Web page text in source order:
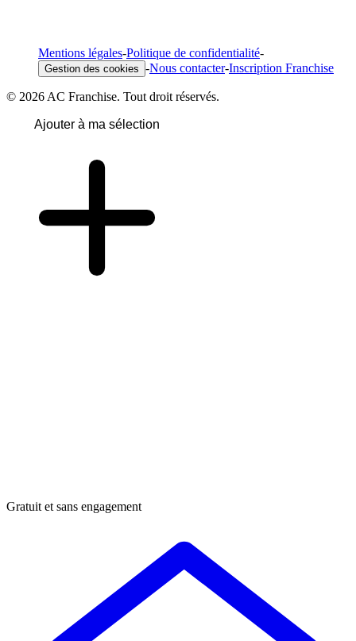
Mentions légales-Politique de confidentialité-
Gestion des cookies -Nous contacter-Inscription Franchise
© 2026 AC Franchise. Tout droit réservés.
Ajouter à ma sélection
Gratuit et sans engagement